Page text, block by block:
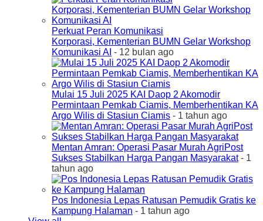
Perkuat Peran Komunikasi
Korporasi, Kementerian BUMN Gelar Workshop
Komunikasi AI - 12 bulan ago
Mulai 15 Juli 2025 KAI Daop 2 Akomodir
Permintaan Pemkab Ciamis, Memberhentikan KA
Argo Wilis di Stasiun Ciamis - 1 tahun ago
Mentan Amran: Operasi Pasar Murah AgriPost
Sukses Stabilkan Harga Pangan Masyarakat- 1
tahun ago
Pos Indonesia Lepas Ratusan Pemudik Gratis ke
Kampung Halaman - 1 tahun ago